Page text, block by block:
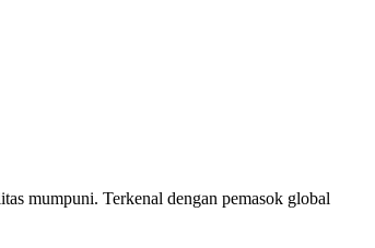
mumpuni. Terkenal dengan pemasok global